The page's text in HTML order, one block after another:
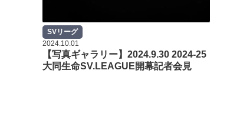
SVリーグ
2024.10.01
【写真ギャラリー】2024.9.30 2024-25
大同生命SV.LEAGUE開幕記者会見